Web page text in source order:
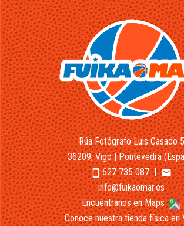
Rúa Fotógrafo Luis Casado 5
36209, Vigo | Pontevedra
smartphone627 735 087|email
info@fuikaomar.es
Encuéntranos en Maps
Conoce nuestra tienda física en